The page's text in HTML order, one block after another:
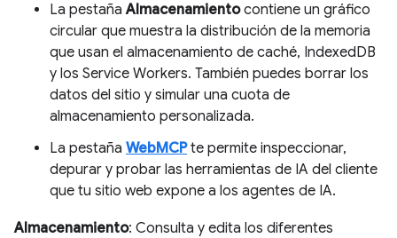
La pestañaAlmacenamientocontiene un gráfico
circular que muestra la distribución de la memoria
que usan el almacenamiento de caché, IndexedDB
y los Service Workers. También puedes borrar los
datos del sitio y simular una cuota de
almacenamiento personalizada.
La pestaña WebMCPte permite inspeccionar,
depurar y probar las herramientas de IA del cliente
que tu sitio web expone a los agentes de IA.
Almacenamiento: Consulta y edita los diferentes